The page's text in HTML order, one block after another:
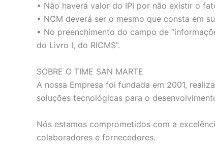
• Não haverá valor do IPI por não existir o
• NCM deverá ser o mesmo que consta em
• No preenchimento do campo de
do Livro I, do RICMS”.
SOBRE O TIME SAN MARTE
A nossa Empresa foi fundada em 2001,
soluções tecnológicas para o
Nós estamos comprometidos com a
colaboradores e fornecedores.